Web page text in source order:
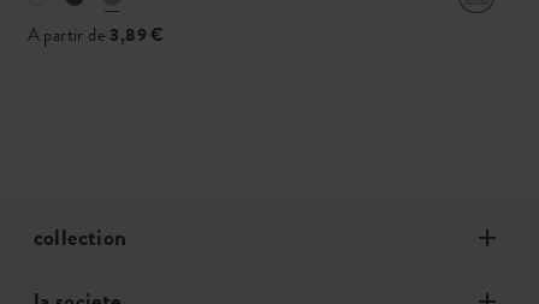
A partir de 3,89 €
collection